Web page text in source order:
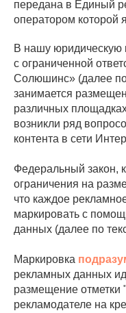
передана в Единый
оператором которой
В нашу юридическую
с ограниченной
Солюшинс» (далее по
занимается
различных
возникли ряд
контента в сети
Федеральный закон,
ограничения на
что каждое
маркировать с
данных (далее по
Маркировка
рекламных данных
размещение
рекламодателе на